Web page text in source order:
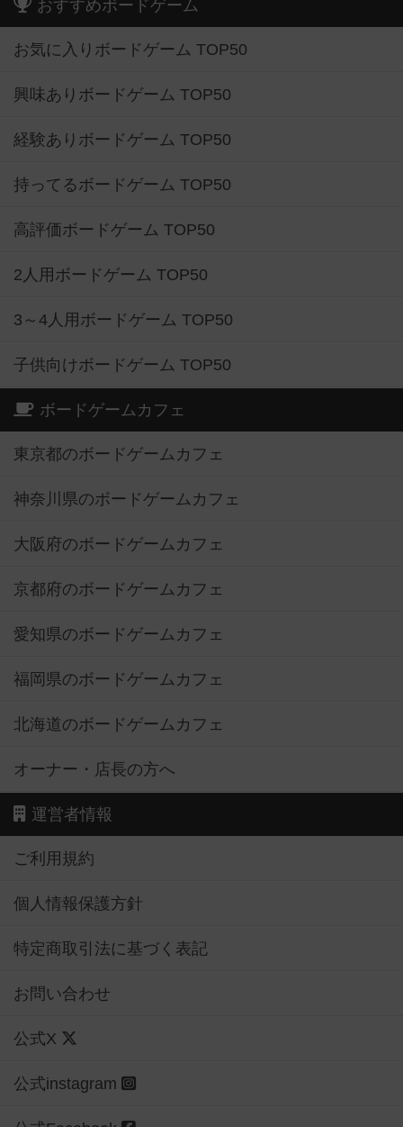
おすすめボードゲーム
お気に入りボードゲーム TOP50
興味ありボードゲーム TOP50
経験ありボードゲーム TOP50
持ってるボードゲーム TOP50
高評価ボードゲーム TOP50
2人用ボードゲーム TOP50
3～4人用ボードゲーム TOP50
子供向けボードゲーム TOP50
ボードゲームカフェ
東京都のボードゲームカフェ
神奈川県のボードゲームカフェ
大阪府のボードゲームカフェ
京都府のボードゲームカフェ
愛知県のボードゲームカフェ
福岡県のボードゲームカフェ
北海道のボードゲームカフェ
オーナー・店長の方へ
運営者情報
ご利用規約
個人情報保護方針
特定商取引法に基づく表記
お問い合わせ
公式X
公式instagram